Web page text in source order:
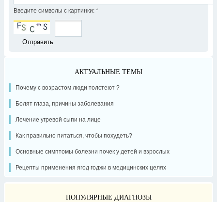
Введите символы с картинки: *
АКТУАЛЬНЫЕ ТЕМЫ
Почему с возрастом люди толстеют ?
Болят глаза, причины заболевания
Лечение угревой сыпи на лице
Как правильно питаться, чтобы похудеть?
Основные симптомы болезни почек у детей и взрослых
Рецепты применения ягод годжи в медицинских целях
ПОПУЛЯРНЫЕ ДИАГНОЗЫ